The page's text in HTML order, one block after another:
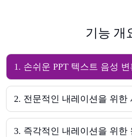
기능 개
1. 손쉬운 PPT 텍스트 음성 변
2. 전문적인 내레이션을 위한
3. 즉각적인 내레이션을 위한